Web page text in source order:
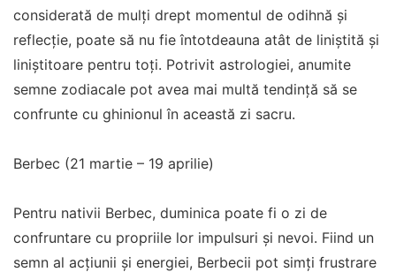
considerată de mulți drept momentul de odihnă și
reflecție, poate să nu fie întotdeauna atât de liniștită și
liniștitoare pentru toți. Potrivit astrologiei, anumite
semne zodiacale pot avea mai multă tendință să se
confrunte cu ghinionul în această zi sacru.
Berbec (21 martie – 19 aprilie)
Pentru nativii Berbec, duminica poate fi o zi de
confruntare cu propriile lor impulsuri și nevoi. Fiind un
semn al acțiunii și energiei, Berbecii pot simți frustrare